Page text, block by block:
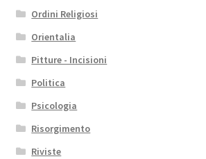
Ordini Religiosi
Orientalia
Pitture - Incisioni
Politica
Psicologia
Risorgimento
Riviste